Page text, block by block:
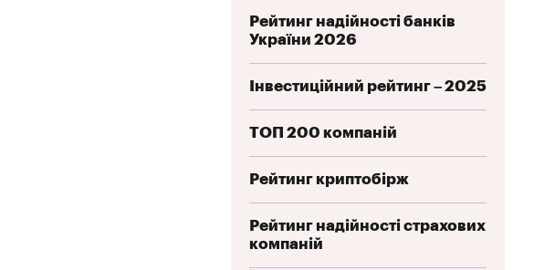
Рейтинг надійності банків
України 2026
Інвестиційний рейтинг – 2025
ТОП 200 компаній
Рейтинг криптобірж
Рейтинг надійності страхових
компаній